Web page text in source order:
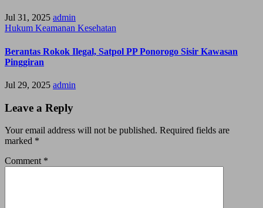
Jul 31, 2025 admin
Hukum Keamanan Kesehatan
Berantas Rokok Ilegal, Satpol PP Ponorogo Sisir Kawasan
Pinggiran
Jul 29, 2025 admin
Leave a Reply
Your email address will not be published. Required fields are
marked *
Comment *